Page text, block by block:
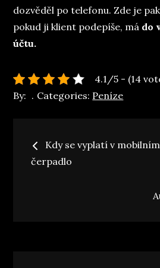
dozvěděl po telefonu. Zde je
pokud ji klient podepíše, má do
účtu.
4.1/5 - (14
By:
Categories: Peníze
Navigace
pro
Kdy se vyplatí v
čerpadlo